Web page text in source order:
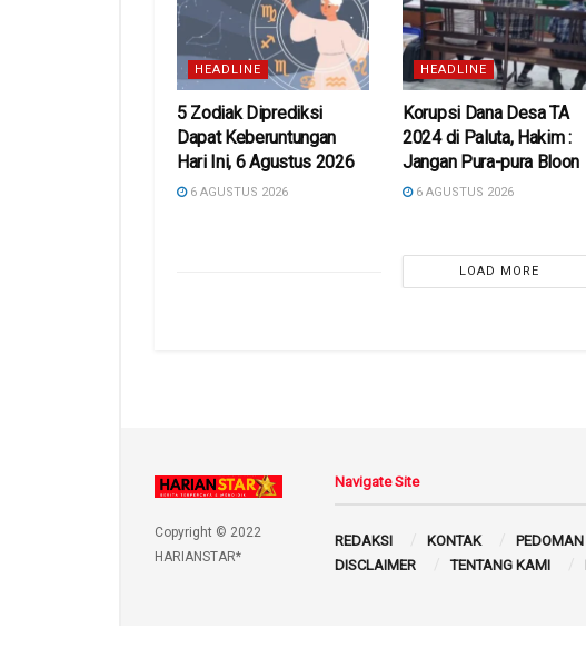
HEADLINE
5 Zodiak Diprediksi
Dapat Keberuntungan
Hari Ini, 6 Agustus 2026
6 AGUSTUS 2026
HEADLINE
Korupsi Dana Desa TA
2024 di Paluta, Hakim :
Jangan Pura-pura Bloon
6 AGUSTUS 2026
LOAD MORE
Copyright © 2022
HARIANSTAR*
Navigate Site
REDAKSI KONTAK PEDOMAN
DISCLAIMER
TENTANG KAMI